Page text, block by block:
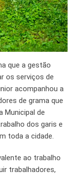
que a gestão
os serviços de
acompanhou a
de grama que
Municipal de
dos garis e
toda a cidade.
ao trabalho
trabalhadores,